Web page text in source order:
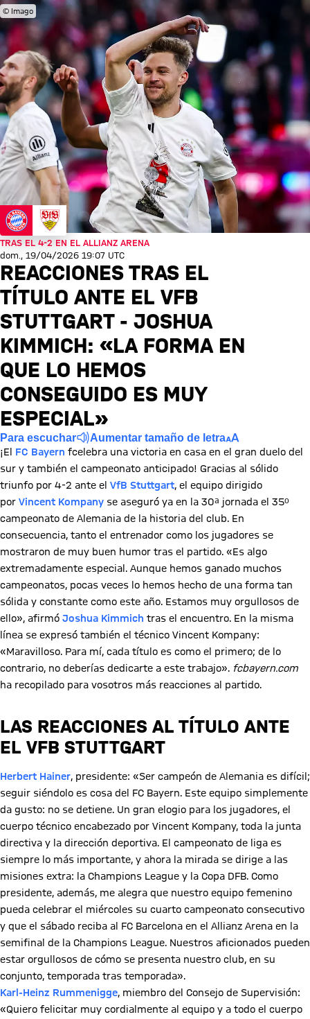
© Imago
TRAS EL 4-2 EN EL ALLIANZ ARENA
dom., 19/04/2026 19:07 UTC
REACCIONES TRAS EL
TÍTULO ANTE EL VFB
STUTTGART - JOSHUA
KIMMICH: «LA FORMA EN
QUE LO HEMOS
CONSEGUIDO ES MUY
ESPECIAL»
Para escuchar Aumentar tamaño de letra
¡El FC Bayern fcelebra una victoria en casa en el gran duelo del
sur y también el campeonato anticipado! Gracias al sólido
triunfo por 4-2 ante el VfB Stuttgart, el equipo dirigido
por Vincent Kompany se aseguró ya en la 30ª jornada el 35º
campeonato de Alemania de la historia del club. En
consecuencia, tanto el entrenador como los jugadores se
mostraron de muy buen humor tras el partido. «Es algo
extremadamente especial. Aunque hemos ganado muchos
campeonatos, pocas veces lo hemos hecho de una forma tan
sólida y constante como este año. Estamos muy orgullosos de
ello», afirmó Joshua Kimmich tras el encuentro. En la misma
línea se expresó también el técnico Vincent Kompany:
«Maravilloso. Para mí, cada título es como el primero; de lo
contrario, no deberías dedicarte a este trabajo». fcbayern.com
ha recopilado para vosotros más reacciones al partido.
LAS REACCIONES AL TÍTULO ANTE
EL VFB STUTTGART
Herbert Hainer, presidente: «Ser campeón de Alemania es difícil;
seguir siéndolo es cosa del FC Bayern. Este equipo simplemente
da gusto: no se detiene. Un gran elogio para los jugadores, el
cuerpo técnico encabezado por Vincent Kompany, toda la junta
directiva y la dirección deportiva. El campeonato de liga es
siempre lo más importante, y ahora la mirada se dirige a las
misiones extra: la Champions League y la Copa DFB. Como
presidente, además, me alegra que nuestro equipo femenino
pueda celebrar el miércoles su cuarto campeonato consecutivo
y que el sábado reciba al FC Barcelona en el Allianz Arena en la
semifinal de la Champions League. Nuestros aficionados pueden
estar orgullosos de cómo se presenta nuestro club, en su
conjunto, temporada tras temporada».
Karl-Heinz Rummenigge, miembro del Consejo de Supervisión:
«Quiero felicitar muy cordialmente al equipo y a todo el cuerpo